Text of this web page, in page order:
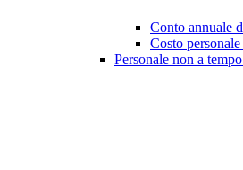
Conto annuale
Costo
Personale non a